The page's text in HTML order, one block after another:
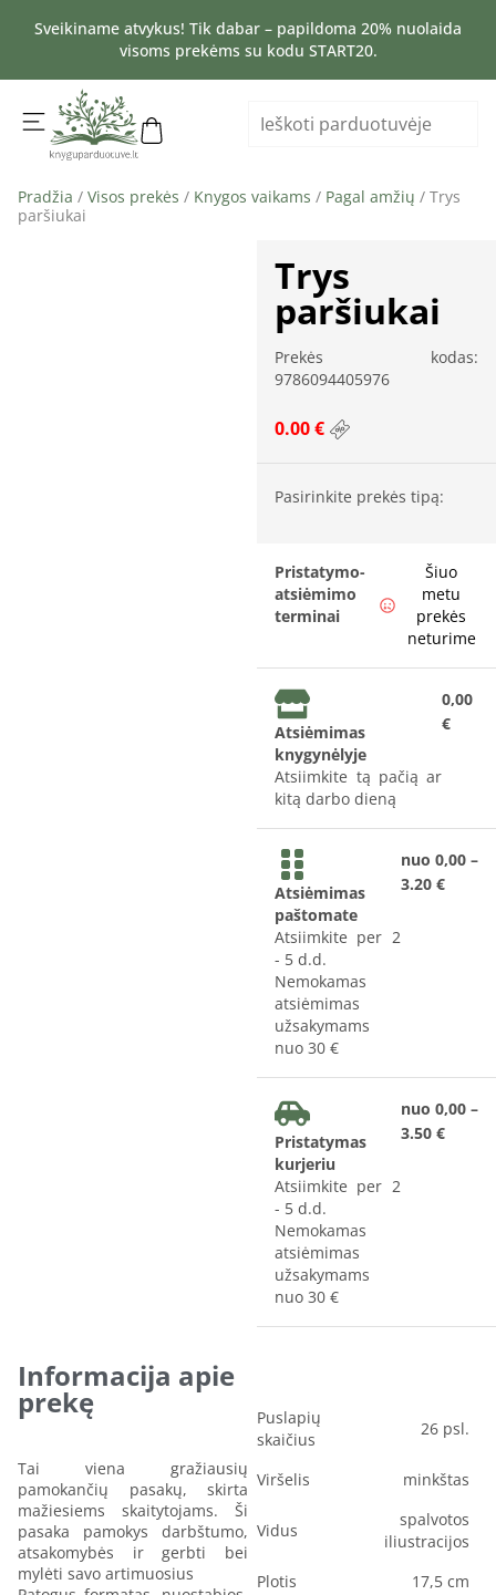
Sveikiname atvykus! Tik dabar – papildoma 20% nuolaida
visoms prekėms su kodu START20.
Pradžia / Visos prekės / Knygos vaikams / Pagal amžių / Trys
paršiukai
Trys
paršiukai
Prekės kodas:
9786094405976
0.00 €
Pasirinkite prekės tipą:
Pristatymo-
atsiėmimo
terminai
Šiuo
metu
prekės
neturime
Atsiėmimas
knygynėlyje
Atsiimkite tą pačią ar
kitą darbo dieną
0,00
€
Atsiėmimas
paštomate
Atsiimkite per 2
- 5 d.d.
Nemokamas
atsiėmimas
užsakymams
nuo 30 €
nuo 0,00 –
3.20 €
Pristatymas
kurjeriu
Atsiimkite per 2
- 5 d.d.
Nemokamas
atsiėmimas
užsakymams
nuo 30 €
nuo 0,00 –
3.50 €
Informacija apie
prekę
Tai viena gražiausių
pamokančių pasakų, skirta
mažiesiems skaitytojams. Ši
pasaka pamokys darbštumo,
atsakomybės ir gerbti bei
mylėti savo artimuosius
Puslapių
skaičius
26 psl.
Viršelis minkštas
Vidus
spalvotos
iliustracijos
Plotis
17,5 cm